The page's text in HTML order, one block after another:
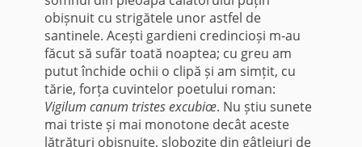
obișnuit cu strigătele unor astfel de
santinele. Acești gardieni credincioși m-au
făcut să sufăr toată noaptea; cu greu am
putut închide ochii o clipă și am simțit, cu
tărie, forța cuvintelor poetului roman:
Vigilum canum tristes excubiœ. Nu știu sunete
mai triste și mai monotone decât aceste
lătrături obișnuite, slobozite din gâtlejuri de